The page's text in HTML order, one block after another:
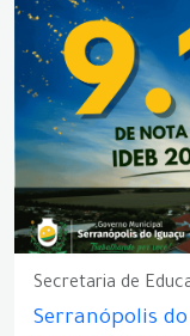
Secretaria de
Serranópolis